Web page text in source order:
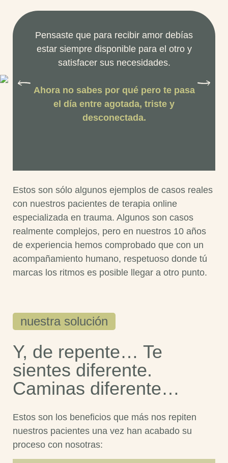
Pensaste que para recibir amor debías
estar siempre disponible para el otro y
satisfacer sus necesidades.
Ahora no sabes por qué pero te pasa
el día entre agotada, triste y
desconectada.
Estos son sólo algunos ejemplos de casos reales
con nuestros pacientes de terapia online
especializada en trauma. Algunos son casos
realmente complejos, pero en nuestros 10 años
de experiencia hemos comprobado que con un
acompañamiento humano, respetuoso donde tú
marcas los ritmos es posible llegar a otro punto.
nuestra solución
Y, de repente… Te
sientes diferente.
Caminas diferente…
Estos son los beneficios que más nos repiten
nuestros pacientes una vez han acabado su
proceso con nosotras: